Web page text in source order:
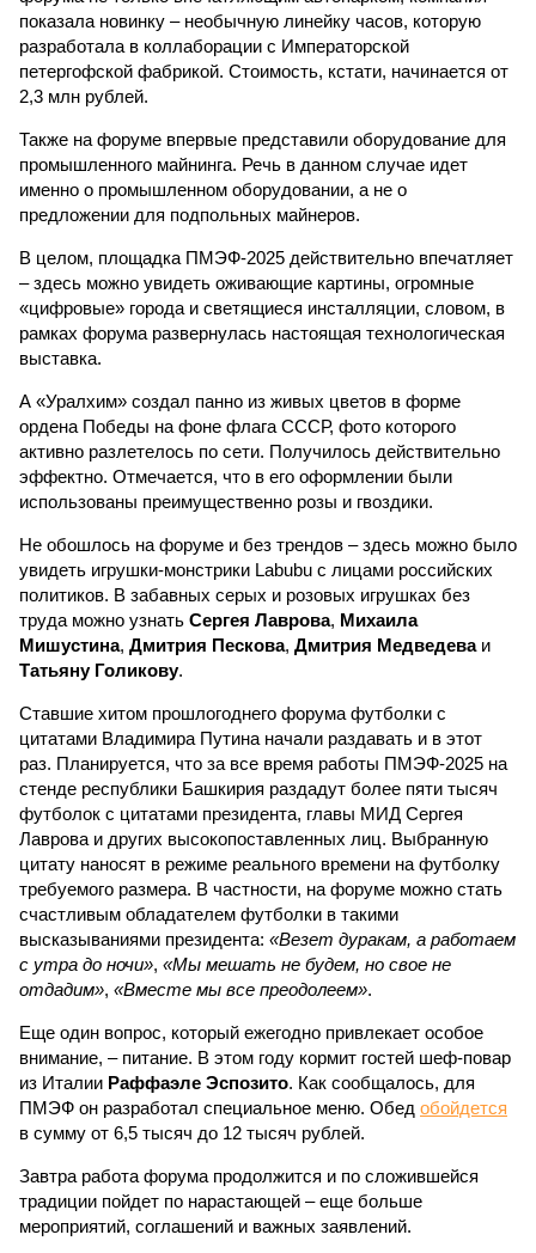
показала новинку – необычную линейку часов, которую
разработала в коллаборации с Императорской
петергофской фабрикой. Стоимость, кстати, начинается от
2,3 млн рублей.
Также на форуме впервые представили оборудование для
промышленного майнинга. Речь в данном случае идет
именно о промышленном оборудовании, а не о
предложении для подпольных майнеров.
В целом, площадка ПМЭФ-2025 действительно впечатляет
– здесь можно увидеть оживающие картины, огромные
«цифровые» города и светящиеся инсталляции, словом, в
рамках форума развернулась настоящая технологическая
выставка.
А «Уралхим» создал панно из живых цветов в форме
ордена Победы на фоне флага СССР, фото которого
активно разлетелось по сети. Получилось действительно
эффектно. Отмечается, что в его оформлении были
использованы преимущественно розы и гвоздики.
Не обошлось на форуме и без трендов – здесь можно было
увидеть игрушки-монстрики Labubu с лицами российских
политиков. В забавных серых и розовых игрушках без
труда можно узнать Сергея Лаврова, Михаила
Мишустина, Дмитрия Пескова, Дмитрия Медведеваи
Татьяну Голикову.
Ставшие хитом прошлогоднего форума футболки с
цитатами Владимира Путина начали раздавать и в этот
раз. Планируется, что за все время работы ПМЭФ-2025 на
стенде республики Башкирия раздадут более пяти тысяч
футболок с цитатами президента, главы МИД Сергея
Лаврова и других высокопоставленных лиц. Выбранную
цитату наносят в режиме реального времени на футболку
требуемого размера. В частности, на форуме можно стать
счастливым обладателем футболки в такими
высказываниями президента: «Везет дуракам, а работаем
с утра до ночи», «Мы мешать не будем, но свое не
отдадим», «Вместе мы все преодолеем».
Еще один вопрос, который ежегодно привлекает особое
внимание, – питание. В этом году кормит гостей шеф-повар
из Италии Раффаэле Эспозито. Как сообщалось, для
ПМЭФ он разработал специальное меню. Обед обойдется
в сумму от 6,5 тысяч до 12 тысяч рублей.
Завтра работа форума продолжится и по сложившейся
традиции пойдет по нарастающей – еще больше
мероприятий, соглашений и важных заявлений.